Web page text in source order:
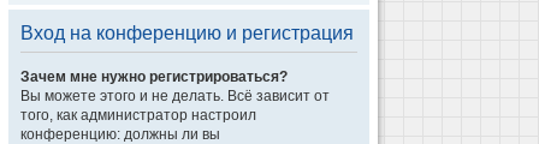
Вход на конференцию и регистрация
Зачем мне нужно регистрироваться?
Вы можете этого и не делать. Всё зависит от
того, как администратор настроил
конференцию: должны ли вы